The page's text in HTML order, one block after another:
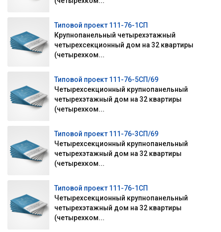
Типовой проект 111-76-1СП
Крупнопанельный четырехэтажный
четырехсекционный дом на 32 квартиры
(четырехком...
Типовой проект 111-76-5СП/69
Четырехсекционный крупнопанельный
четырехэтажный дом на 32 квартиры
(четырехком...
Типовой проект 111-76-3СП/69
Четырехсекционный крупнопанельный
четырехэтажный дом на 32 квартиры
(четырехком...
Типовой проект 111-76-1СП
Четырехсекционный крупнопанельный
четырехэтажный дом на 32 квартиры
(четырехком...